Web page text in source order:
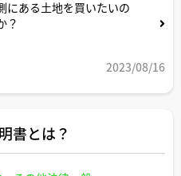
にある土地を買いたいの
？
2023/08/16
書とは？